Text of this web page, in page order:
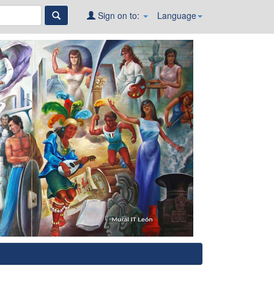
Language
Sign on to: